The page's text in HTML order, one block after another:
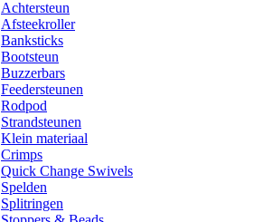
Achtersteun
Afsteekroller
Banksticks
Bootsteun
Buzzerbars
Feedersteunen
Rodpod
Strandsteunen
Klein materiaal
Crimps
Quick Change Swivels
Spelden
Splitringen